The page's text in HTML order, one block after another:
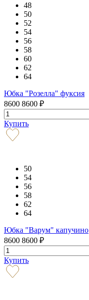
48
50
52
54
56
58
60
62
64
Юбка "Розелла" фуксия
8600 8600 ₽
Купить
50
54
56
58
62
64
Юбка "Варум" капучино
8600 8600 ₽
Купить